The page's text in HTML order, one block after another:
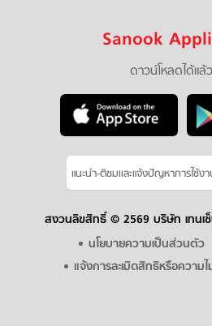
Sanook
ดาวน์โหลดได้แล้
แนะนำ-ติชมเเละแจ้งปัญหาการใช้ง
สงวนลิขสิทธิ์ © 2569 บริษัท เทนเ
นโยบายความเป็นส่วนตัว
แจ้งการละเมิดสิทธิหรือความไ